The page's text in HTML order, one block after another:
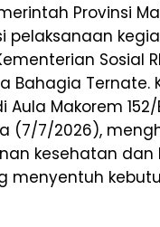
Provinsi
pelaksanaan
Sosial
Bahagia Ternate.
Aula Makorem
(7/7/2026),
kesehatan dan
menyentuh